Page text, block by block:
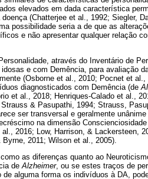
elevados em dada característica
(Chatterjee et al., 1992; Siegler,
possibilidade seria a de que as
e não apresentar qualquer relação
através do Inventário de
e com Demência, para avaliação
(Osborne et al., 2010; Pocnet et
diagnosticados com Demência (de
et al., 2018; Henriques-Calado et al.,
& Pasupathi, 1994; Strauss,
ser transversal e geralmente
na dimensão
2016; Low, Harrison, & Lackersteen,
2011; Wilson et al., 2005).
as diferenças quanto ao
de Alzheimer, ou se estes traços de
alguma forma os indivíduos à DA,